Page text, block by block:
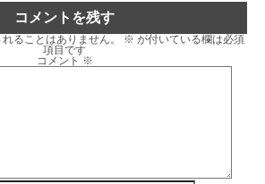
コメントを残す
ることはありません。 ※ が付いている欄は必須
項目です
コメント ※